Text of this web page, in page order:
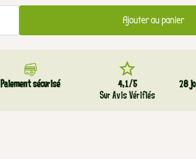
Ajouter au panier
Paiement sécurisé
4,1/5
Sur Avis Vérifiés
28